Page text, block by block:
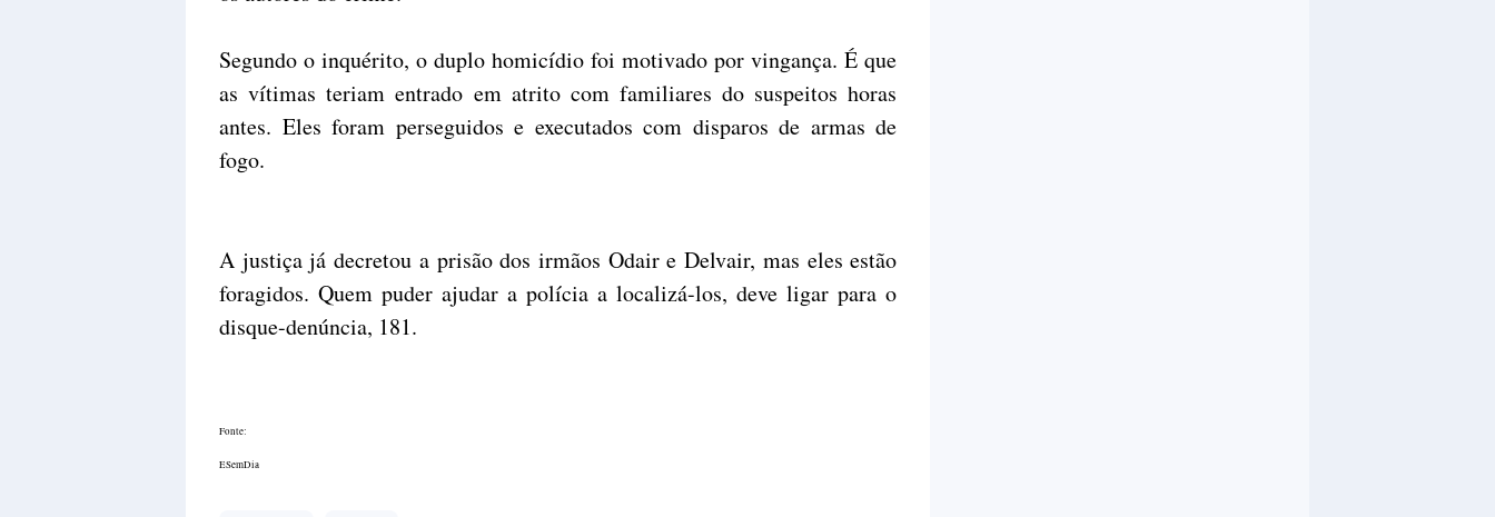
Segundo o inquérito, o duplo homicídio foi motivado por vingança. É que
as vítimas teriam entrado em atrito com familiares do suspeitos horas
antes. Eles foram perseguidos e executados com disparos de armas de
fogo.
A justiça já decretou a prisão dos irmãos Odair e Delvair, mas eles estão
foragidos. Quem puder ajudar a polícia a localizá-los, deve ligar para o
disque-denúncia, 181.
Fonte:
ESemDia